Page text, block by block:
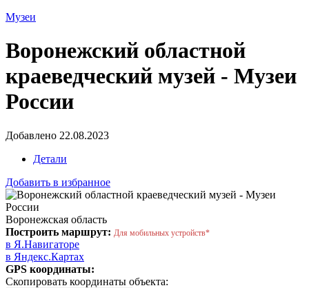
Музеи
Воронежский областной
краеведческий музей - Музеи
России
Добавлено 22.08.2023
Детали
Добавить в избранное
Воронежская область
Построить маршрут: Для мобильных устройств*
в Я.Навигаторе
в Яндекс.Картах
GPS координаты:
Скопировать координаты объекта: